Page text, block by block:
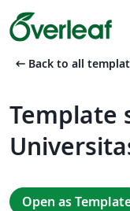
arrow_left_alt Back to all
Template
Open as